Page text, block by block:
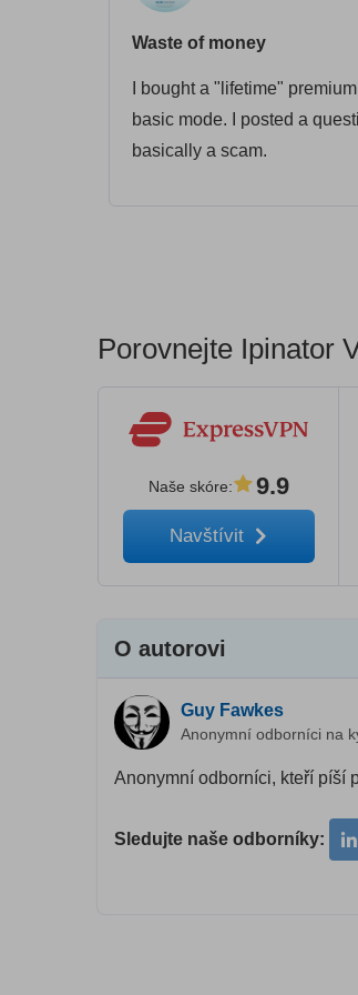
Waste of money
I bought a "lifetime"
basic mode. I posted a
basically a scam.
Porovnejte Ipinator
Naše skóre: 9.9
Navštívit
O autorovi
Guy Fawkes
Anonymní odborníci na
Anonymní odborníci, kteří píší
Sledujte naše odborníky: